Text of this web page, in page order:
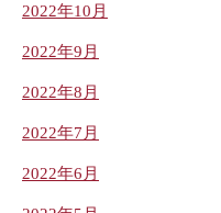
2022年10月
2022年9月
2022年8月
2022年7月
2022年6月